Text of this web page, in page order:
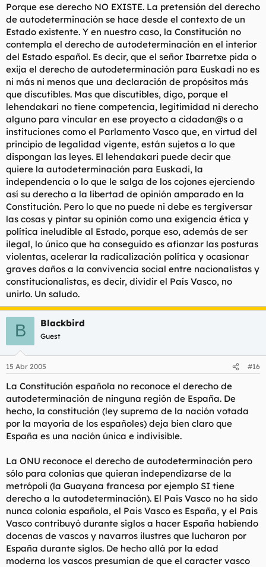
Porque ese derecho NO EXISTE. La pretensión del derecho
de autodeterminación se hace desde el contexto de un
Estado existente. Y en nuestro caso, la Constitución no
contempla el derecho de autodeterminación en el interior
del Estado español. Es decir, que el señor Ibarretxe pida o
exija el derecho de autodeterminación para Euskadi no es
ni más ni menos que una declaración de propósitos más
que discutibles. Mas que discutibles, digo, porque el
lehendakari no tiene competencia, legitimidad ni derecho
alguno para vincular en ese proyecto a cidadan@s o a
instituciones como el Parlamento Vasco que, en virtud del
principio de legalidad vigente, están sujetos a lo que
dispongan las leyes. El lehendakari puede decir que
quiere la autodeterminación para Euskadi, la
independencia o lo que le salga de los cojones ejerciendo
así su derecho a la libertad de opinión amparado en la
Constitución. Pero lo que no puede ni debe es tergiversar
las cosas y pintar su opinión como una exigencia ética y
política ineludible al Estado, porque eso, además de ser
ilegal, lo único que ha conseguido es afianzar las posturas
violentas, acelerar la radicalización política y ocasionar
graves daños a la convivencia social entre nacionalistas y
constitucionalistas, es decir, dividir el País Vasco, no
unirlo. Un saludo.
B Blackbird
Guest
15 Abr 2005 #16
La Constitución española no reconoce el derecho de
autodeterminación de ninguna región de España. De
hecho, la constitución (ley suprema de la nación votada
por la mayoria de los españoles) deja bien claro que
España es una nación única e indivisible.
La ONU reconoce el derecho de autodeterminación pero
sólo para colonias que quieran independizarse de la
metrópoli (la Guayana francesa por ejemplo SI tiene
derecho a la autodeterminación). El Pais Vasco no ha sido
nunca colonia española, el Pais Vasco es España, y el Pais
Vasco contribuyó durante siglos a hacer España habiendo
docenas de vascos y navarros ilustres que lucharon por
España durante siglos. De hecho allá por la edad
moderna los vascos presumian de que el caracter vasco